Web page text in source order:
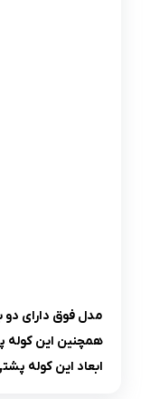
مدل فوق دارای دو
همچنین این کوله
ابعاد این کوله پشتی 35 * 30 * 14 سانتی متر است و